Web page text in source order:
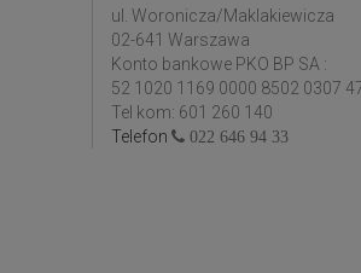
ul. Woronicza/Maklakiewicza
02-641 Warszawa
Konto bankowe PKO BP SA :
52 1020 1169 0000 8502 0307
Tel kom: 601 260 140
Telefon
022 646 94 33